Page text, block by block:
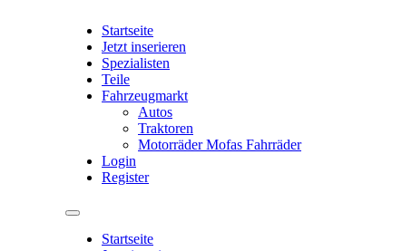
Startseite
Jetzt inserieren
Spezialisten
Teile
Fahrzeugmarkt
Autos
Traktoren
Motorräder Mofas Fahrräder
Login
Register
Startseite